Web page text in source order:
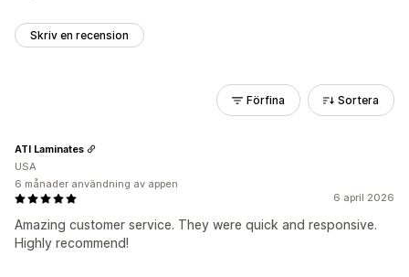
Skriv en recension
Förfina Sortera
6 april 2026
Amazing customer service. They were quick and responsive.
Highly recommend!
ATI Laminates
USA
6 månader användning av appen